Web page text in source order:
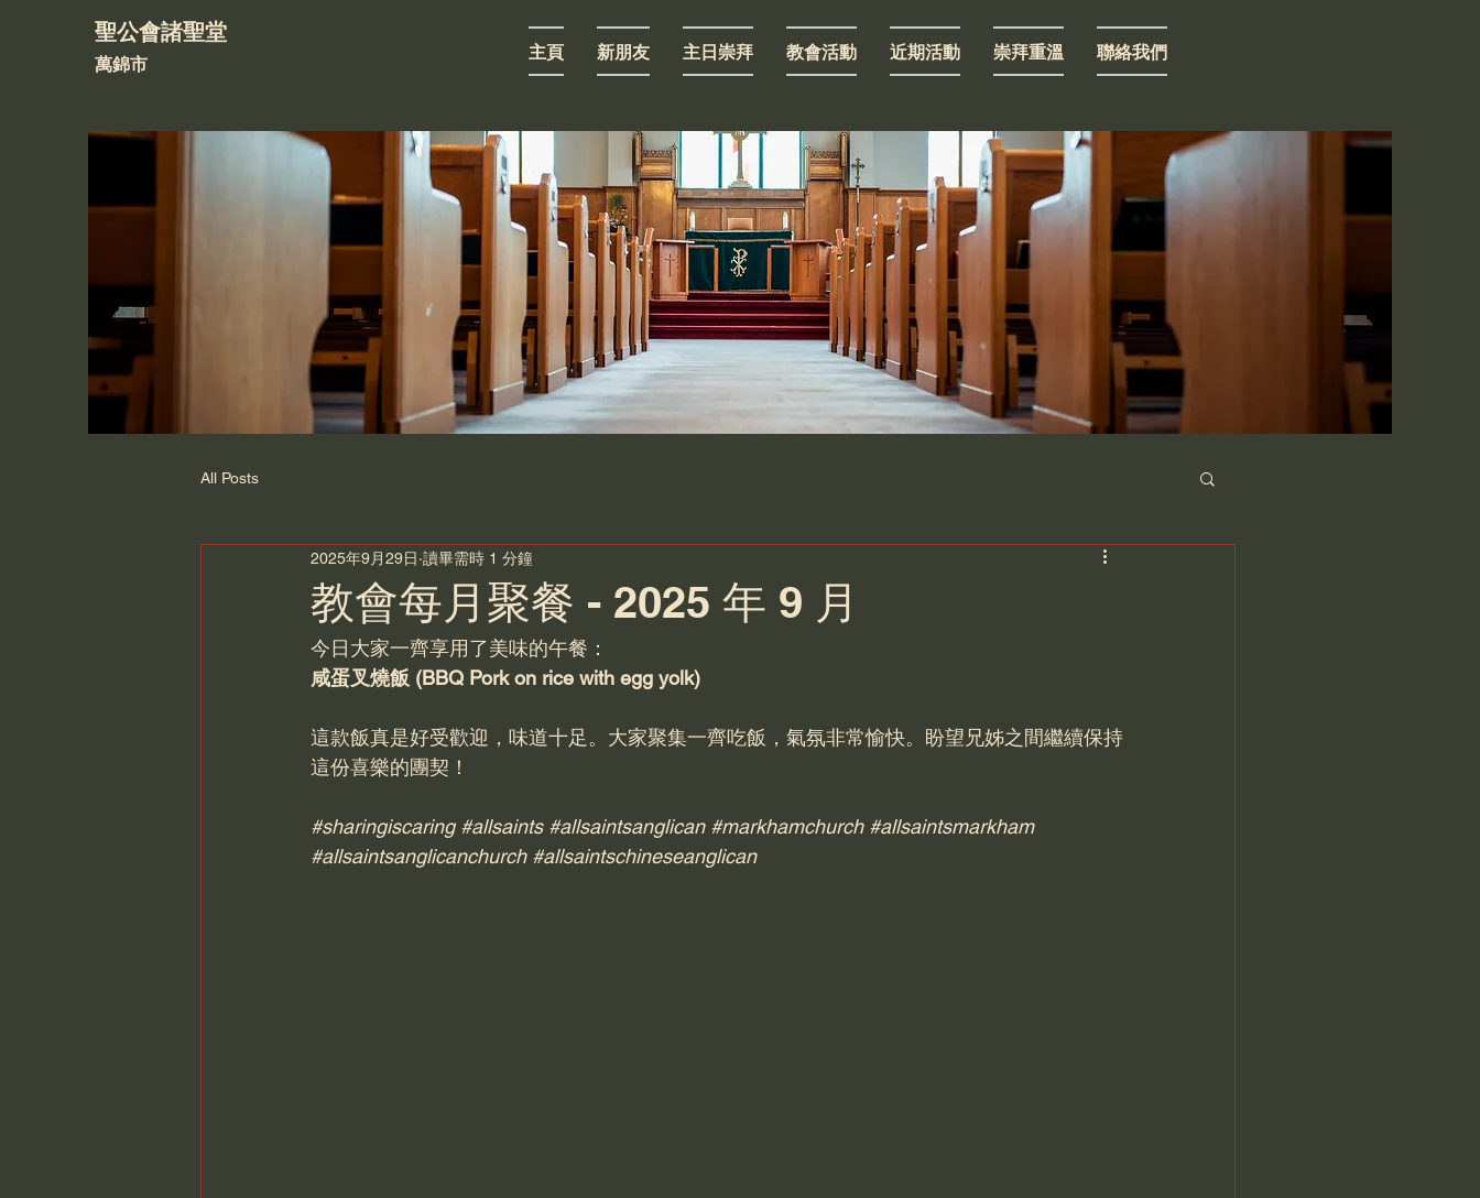
聖公會諸聖堂
萬錦市 主頁 新朋友 主日崇拜 教會活動 近期活動 崇拜重溫 聯絡我們
All Posts
教會每月聚餐 - 2025 年 9 月
2025年9月29日 讀畢需時 1 分鐘
今日大家一齊享用了美味的午餐：
咸蛋叉燒飯 (BBQ Pork on rice with egg yolk)
這款飯真是好受歡迎，味道十足。大家聚集一齊吃飯，氣氛非常愉快。盼望兄姊之間繼續保持
這份喜樂的團契！
#sharingiscaring #allsaints #allsaintsanglican #markhamchurch #allsaintsmarkham
#allsaintsanglicanchurch #allsaintschineseanglican